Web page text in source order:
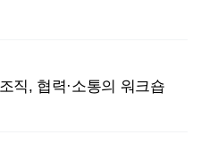
직, 협력·소통의 워크숍